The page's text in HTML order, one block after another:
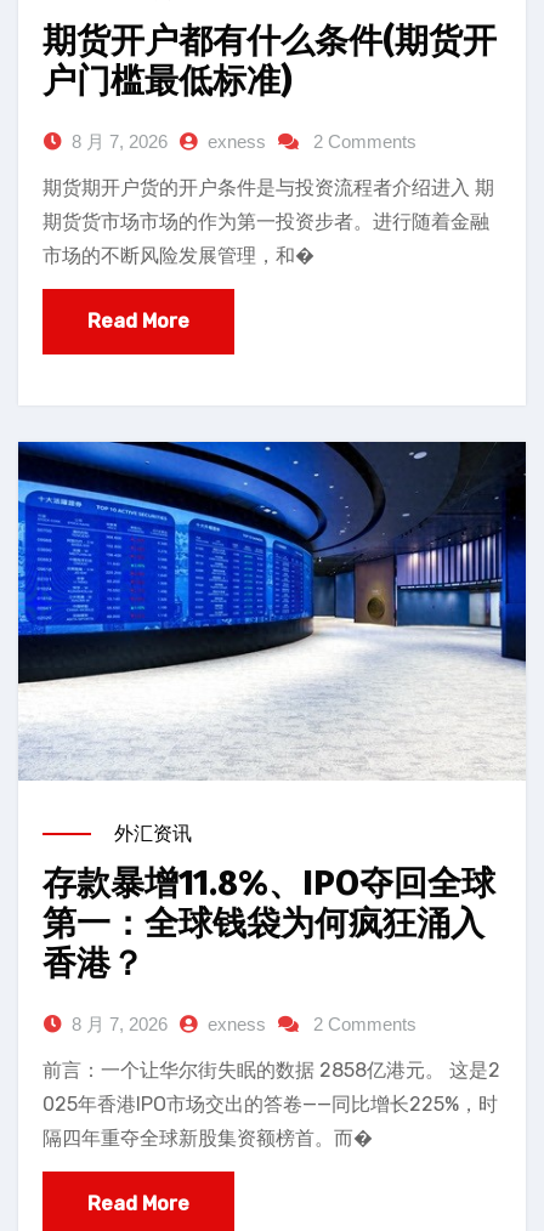
期货开户都有什么条件(期货开
户门槛最低标准)
8 月 7, 2026 exness 2 Comments
期货期开户货的开户条件是与投资流程者介绍进入 期
期货货市场市场的作为第一投资步者。进行随着金融
市场的不断风险发展管理，和�
Read More
外汇资讯
存款暴增11.8%、IPO夺回全球
第一：全球钱袋为何疯狂涌入
香港？
8 月 7, 2026 exness 2 Comments
前言：一个让华尔街失眠的数据 2858亿港元。 这是2
025年香港IPO市场交出的答卷——同比增长225%，时
隔四年重夺全球新股集资额榜首。而�
Read More